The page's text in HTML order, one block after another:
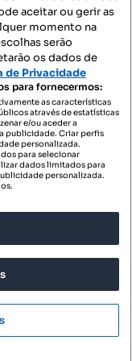
S.A.
aceitar ou gerir as
momento na
serão
os dados de
de Privacidade
para fornecermos:
as características
através de estatísticas
e/ou aceder a
publicidade. Criar perfis
personalizada.
para selecionar
dados limitados para
personalizada.